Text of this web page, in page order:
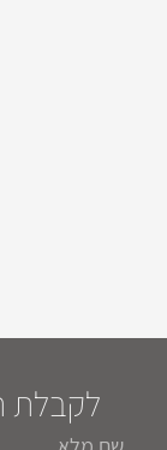
לקבלת